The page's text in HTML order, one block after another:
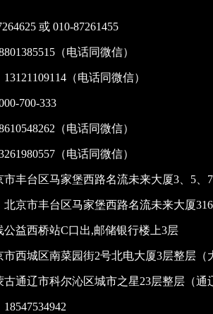
或 010-87261455
（电话同微信）
（电话同微信）
700-333
（电话同微信）
（电话同微信）
丰台区马家堡西路名流未来大厦3、5、
京市丰台区马家堡西路名流未来大厦
益西桥站C口出,邮储银行楼上3层
西城区南菜园街2号北电大厦3层整层（
通辽市科尔沁区城市之星23层整层（通